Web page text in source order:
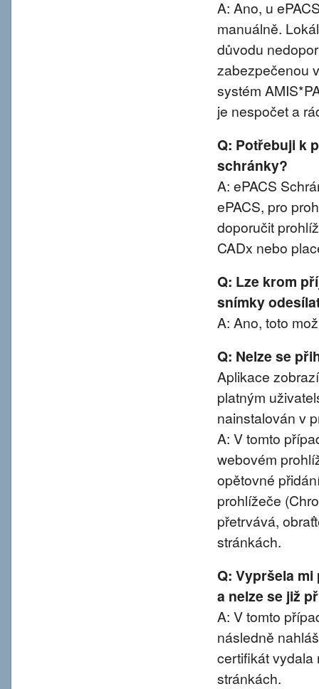
A: Ano, u
manuálně.
důvodu
zabezpečenou
systém
je nespočet a
Q: Potřebuji k
schránky?
A: ePACS
ePACS, pro
doporučit
CADx nebo
Q: Lze krom
snímky
A: Ano, toto
Q: Nelze se
Aplikace
platným
nainstalován v
A: V tomto
webovém
opětovné
prohlížeče
přetrvává,
stránkách.
Q: Vypršela
a nelze se již
A: V tomto
následně
certifikát vydala
stránkách.